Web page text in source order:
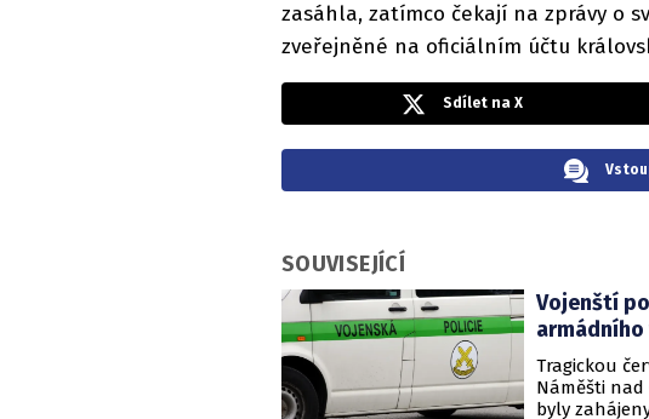
zasáhla, zatímco čekají na zprávy o
zveřejněné na oficiálním účtu
Sdílet na X
SOUVISEJÍCÍ
Vojenští
Tragickou
Náměšti nad
byly